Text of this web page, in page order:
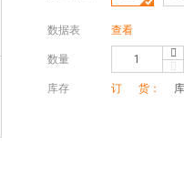
数据表 查看
数量
库存 订 货： 库